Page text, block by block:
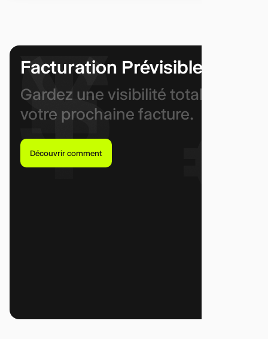
Facturation Prévisible
Gardez une visibilité totale sur
votre prochaine facture.
Découvrir comment